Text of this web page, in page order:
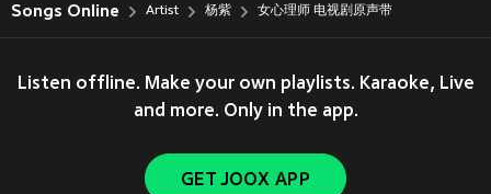
Songs Online Artist 杨紫 女心理师 电视剧原声带
Listen offline. Make your own playlists. Karaoke, Live
and more. Only in the app.
GET JOOX APP